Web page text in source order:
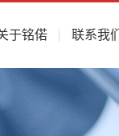
于铭偌 联系我们